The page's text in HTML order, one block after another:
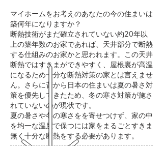
マイホームをお考えのあなたの今の住まいは
築何年になりますか？
断熱技術がまだ確立されていない約20年以
上の築年数のお家であれば、天井部分で断熱
する仕組みのお家かと思われます。この天井
断熱ではすきまができやすく、屋根裏が高温
になるため十分な断熱対策の家とは言えませ
ん。さらに昔から日本の住まいは夏の暑さ対
策を優先してきたため、冬の寒さ対策が施さ
れていないのが現状です。
夏の暑さや冬の寒さをを寄せつけず、家の中
を均一な温度で保つには家をまるごとすきま
無く十分な断熱をする必要があります。